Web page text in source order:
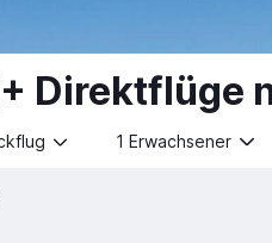
+ Direktflüge
1 Erwachsener